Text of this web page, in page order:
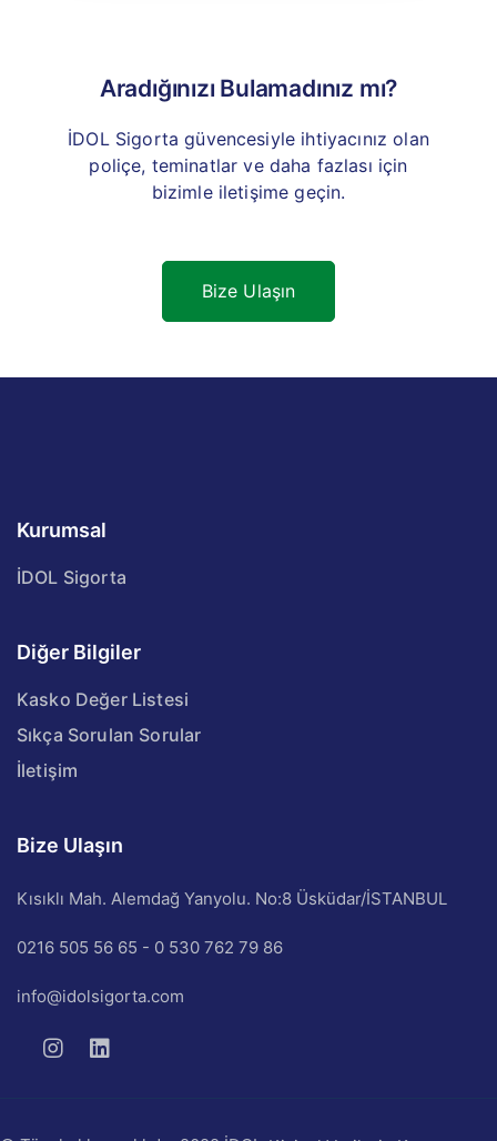
Aradığınızı Bulamadınız mı?
İDOL Sigorta güvencesiyle ihtiyacınız olan
poliçe, teminatlar ve daha fazlası için
bizimle iletişime geçin.
Bize Ulaşın
Kurumsal
İDOL Sigorta
Diğer Bilgiler
Kasko Değer Listesi
Sıkça Sorulan Sorular
İletişim
Bize Ulaşın
Kısıklı Mah. Alemdağ Yanyolu. No:8 Üsküdar/İSTANBUL
0216 505 56 65 - 0 530 762 79 86
info@idolsigorta.com